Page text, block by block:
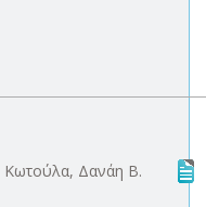
Κωτούλα, Δανάη Β.